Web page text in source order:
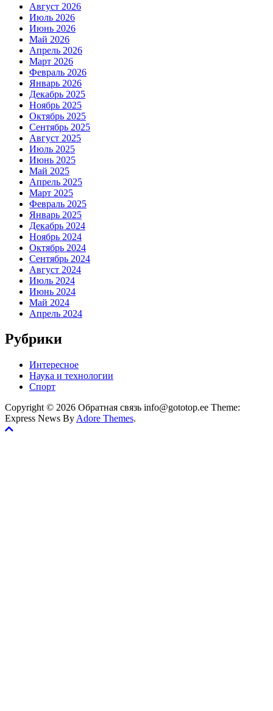
Август 2026
Июль 2026
Июнь 2026
Май 2026
Апрель 2026
Март 2026
Февраль 2026
Январь 2026
Декабрь 2025
Ноябрь 2025
Октябрь 2025
Сентябрь 2025
Август 2025
Июль 2025
Июнь 2025
Май 2025
Апрель 2025
Март 2025
Февраль 2025
Январь 2025
Декабрь 2024
Ноябрь 2024
Октябрь 2024
Сентябрь 2024
Август 2024
Июль 2024
Июнь 2024
Май 2024
Апрель 2024
Рубрики
Интересное
Наука и технологии
Спорт
Copyright © 2026 Обратная связь info@gototop.ee Theme:
Express News By Adore Themes.